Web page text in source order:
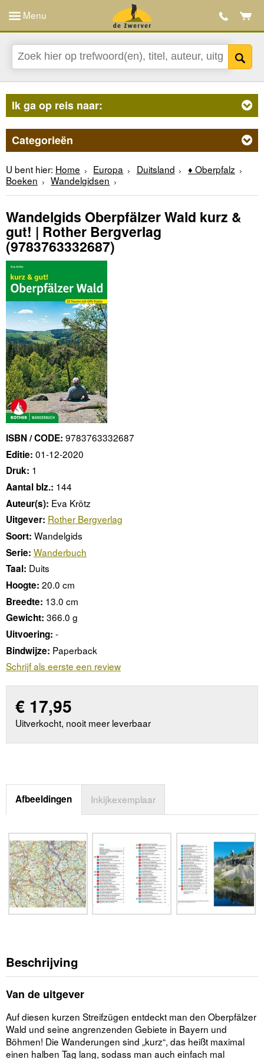
Menu
Ik ga op reis naar:
Categorieën
U bent hier: Home Europa Duitsland
♦ Oberpfalz
Boeken
Wandelgidsen
Wandelgids Oberpfälzer Wald kurz &
gut! | Rother Bergverlag
(9783763332687)
ISBN / CODE: 9783763332687
Editie: 01-12-2020
Druk: 1
Aantal blz.: 144
Auteur(s): Eva Krötz
Uitgever: Rother Bergverlag
Soort: Wandelgids
Serie: Wanderbuch
Taal: Duits
Hoogte: 20.0 cm
Breedte: 13.0 cm
Gewicht: 366.0 g
Uitvoering: -
Bindwijze: Paperback
Schrijf als eerste een review
€ 17,95
Uitverkocht, nooit meer leverbaar
Afbeeldingen Inkijkexemplaar
Beschrijving
Van de uitgever
Auf diesen kurzen Streifzügen entdeckt man den Oberpfälzer
Wald und seine angrenzenden Gebiete in Bayern und
Böhmen! Die Wanderungen sind „kurz“, das heißt maximal
einen halben Tag lang, sodass man auch einfach mal